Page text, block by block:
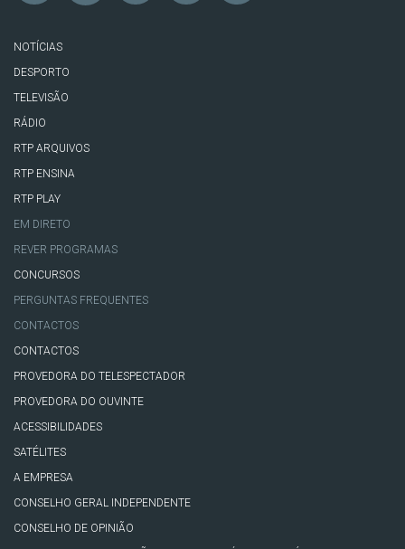
NOTÍCIAS
DESPORTO
TELEVISÃO
RÁDIO
RTP ARQUIVOS
RTP ENSINA
RTP PLAY
EM DIRETO
REVER PROGRAMAS
CONCURSOS
PERGUNTAS FREQUENTES
CONTACTOS
CONTACTOS
PROVEDORA DO TELESPECTADOR
PROVEDORA DO OUVINTE
ACESSIBILIDADES
SATÉLITES
A EMPRESA
CONSELHO GERAL INDEPENDENTE
CONSELHO DE OPINIÃO